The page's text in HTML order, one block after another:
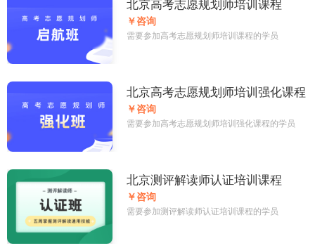
￥咨询
需要参加高考志愿规划师培训课程的学员
北京高考志愿规划师培训强化课程
￥咨询
需要参加高考志愿规划师培训强化课程的学员
北京测评解读师认证培训课程
￥咨询
需要参加测评解读师认证培训课程的学员